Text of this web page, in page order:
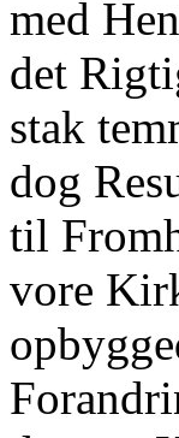
med
det
stak
dog
til
vore